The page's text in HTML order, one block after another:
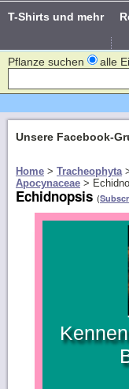
T-Shirts und mehr
Pflanze suchen alle
Unsere Facebook-
Home > Tracheophyta
Apocynaceae >
Echidnopsis (